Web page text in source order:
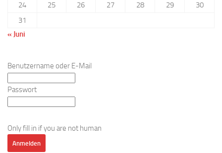
24
25 26 27 28 29
30
31
« Juni
Benutzername oder E-Mail
Passwort
Only fill in if you are not human